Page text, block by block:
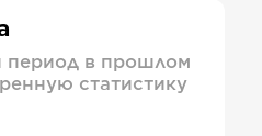
период в прошлом
статистику